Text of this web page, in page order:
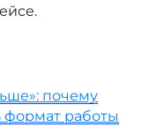
почему
работы